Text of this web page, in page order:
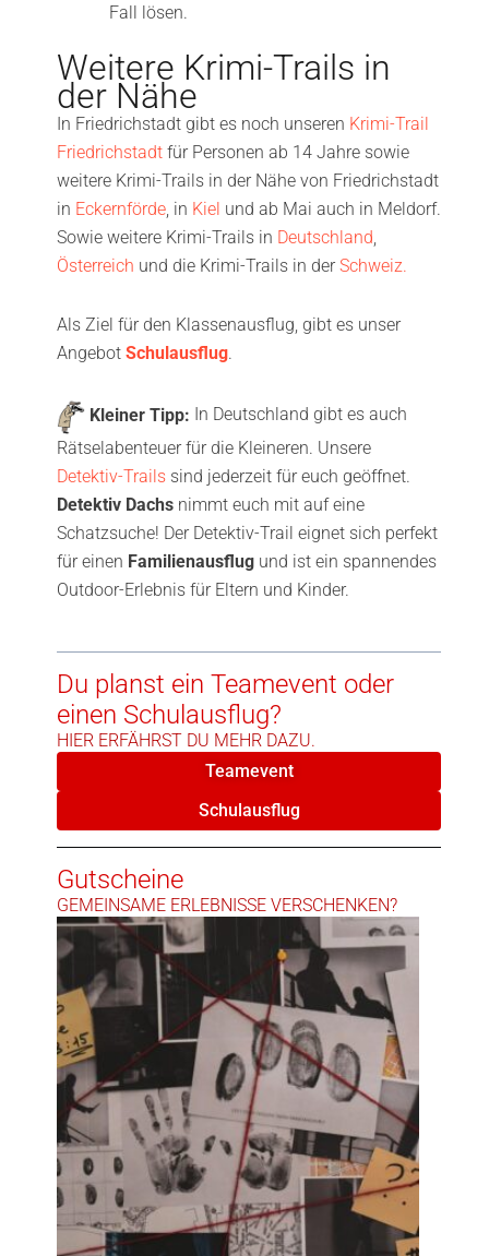
Fall lösen.
Weitere Krimi-Trails in
der Nähe
In Friedrichstadt gibt es noch unseren Krimi-Trail
Friedrichstadt für Personen ab 14 Jahre sowie
weitere Krimi-Trails in der Nähe von Friedrichstadt
in Eckernförde, in Kiel und ab Mai auch in Meldorf.
Sowie weitere Krimi-Trails in Deutschland,
Österreich und die Krimi-Trails in derSchweiz.
Als Ziel für den Klassenausflug, gibt es unser
Angebot Schulausflug.
Kleiner Tipp: In Deutschland gibt es auch
Rätselabenteuer für die Kleineren. Unsere
Detektiv-Trails sind jederzeit für euch geöffnet.
Detektiv Dachs nimmt euch mit auf eine
Schatzsuche! Der Detektiv-Trail eignet sich perfekt
für einen Familienausflug und ist ein spannendes
Outdoor-Erlebnis für Eltern und Kinder.
Du planst ein Teamevent oder
einen Schulausflug?
HIER ERFÄHRST DU MEHR DAZU.
Teamevent
Schulausflug
Gutscheine
GEMEINSAME ERLEBNISSE VERSCHENKEN?